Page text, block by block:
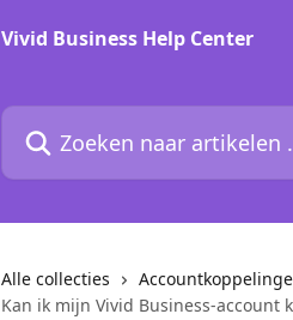
Vivid Business Help Center
Zoeken naar artikelen ...
Alle collecties
Kan ik mijn Vivid Business-account